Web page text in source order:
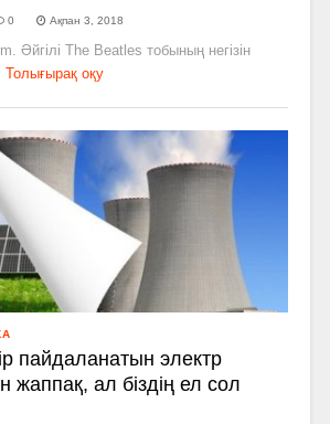
0 Ақпан 3, 2018
Әйгілі The Beatles тобының негізін
Толығырақ оқу
пайдаланатын электр
жаппақ, ал біздің ел сол